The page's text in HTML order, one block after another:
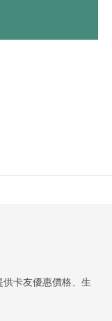
卡友優惠價格、生